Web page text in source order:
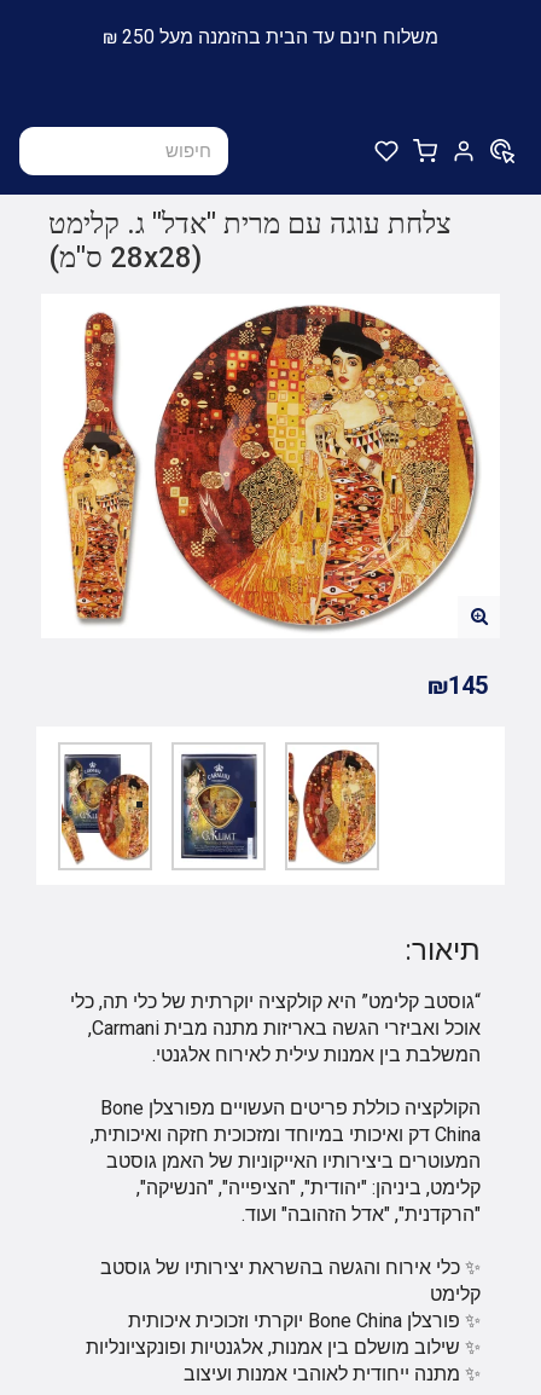
משלוח חינם עד הבית בהזמנה מעל 250 ₪
צלחת עוגה עם מרית "אדל" ג. קלימט
(28x28 ס"מ)
₪145
תיאור:
“גוסטב קלימט” היא קולקציה יוקרתית של כלי תה, כלי
אוכל ואביזרי הגשה באריזות מתנה מבית Carmani,
המשלבת בין אמנות עילית לאירוח אלגנטי.
הקולקציה כוללת פריטים העשויים מפורצלן Bone
China דק ואיכותי במיוחד ומזכוכית חזקה ואיכותית,
המעוטרים ביצירותיו האייקוניות של האמן גוסטב
קלימט, ביניהן: "יהודית", "הציפייה", "הנשיקה",
"הרקדנית", "אדל הזהובה" ועוד.
✨ כלי אירוח והגשה בהשראת יצירותיו של גוסטב
קלימט
✨ פורצלן Bone China יוקרתי וזכוכית איכותית
✨ שילוב מושלם בין אמנות, אלגנטיות ופונקציונליות
✨ מתנה ייחודית לאוהבי אמנות ועיצוב